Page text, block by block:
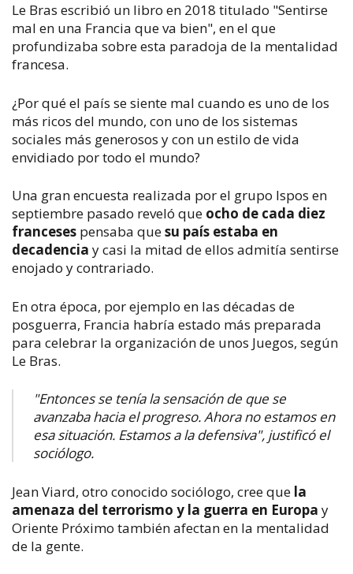
Le Bras escribió un libro en 2018 titulado "Sentirse
mal en una Francia que va bien", en el que
profundizaba sobre esta paradoja de la mentalidad
francesa.
¿Por qué el país se siente mal cuando es uno de los
más ricos del mundo, con uno de los sistemas
sociales más generosos y con un estilo de vida
envidiado por todo el mundo?
Una gran encuesta realizada por el grupo Ispos en
septiembre pasado reveló que ocho de cada diez
franceses pensaba quesu país estaba en
decadencia y casi la mitad de ellos admitía sentirse
enojado y contrariado.
En otra época, por ejemplo en las décadas de
posguerra, Francia habría estado más preparada
para celebrar la organización de unos Juegos, según
Le Bras.
"Entonces se tenía la sensación de que se
avanzaba hacia el progreso. Ahora no estamos en
esa situación. Estamos a la defensiva", justificó el
sociólogo.
Jean Viard, otro conocido sociólogo, cree que la
amenaza del terrorismo y la guerra en Europa y
Oriente Próximo también afectan en la mentalidad
de la gente.